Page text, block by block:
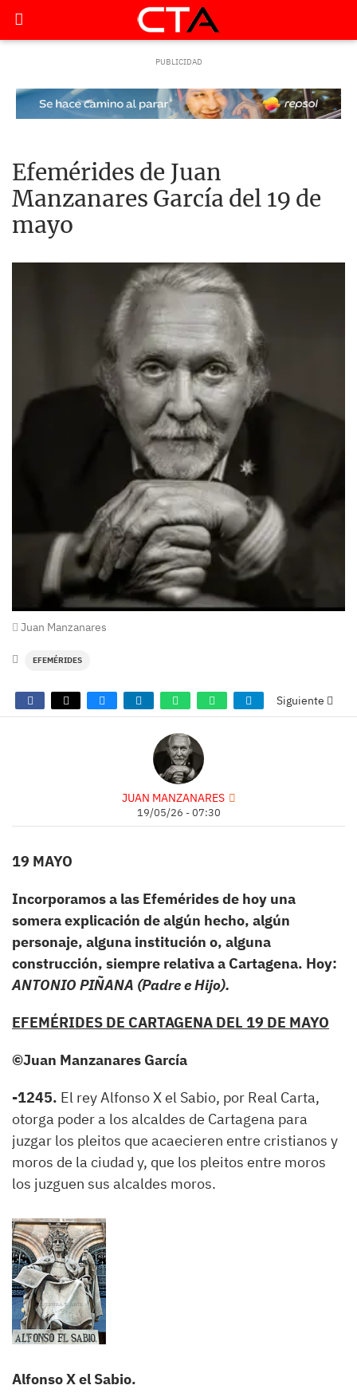
Efemérides de Juan
Manzanares García del 19 de
mayo
Juan Manzanares
EFEMÉRIDES
Siguiente
JUAN MANZANARES
19/05/26 - 07:30
19 MAYO
Incorporamos a las Efemérides de hoy una
somera explicación de algún hecho, algún
personaje, alguna institución o, alguna
construcción, siempre relativa a Cartagena. Hoy:
ANTONIO PIÑANA (Padre e Hijo).
EFEMÉRIDES DE CARTAGENA DEL 19 DE MAYO
©Juan Manzanares García
-1245. El rey Alfonso X el Sabio, por Real Carta,
otorga poder a los alcaldes de Cartagena para
juzgar los pleitos que acaecieren entre cristianos y
moros de la ciudad y, que los pleitos entre moros
los juzguen sus alcaldes moros.
Alfonso X el Sabio.